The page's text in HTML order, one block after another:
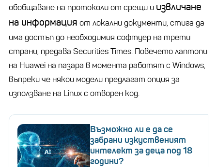
обобщаване на протоколи от срещи и извличане
на информация от локални документи, стига да
има достъп до необходимия софтуер на трети
страни, предава Securities Times. Повечето лаптопи
на Huawei на пазара в момента работят с Windows,
въпреки че някои модели предлагат опция за
използване на Linux с отворен код.
Възможно ли е да се
забрани изкуственият
интелект за деца под 18
години?